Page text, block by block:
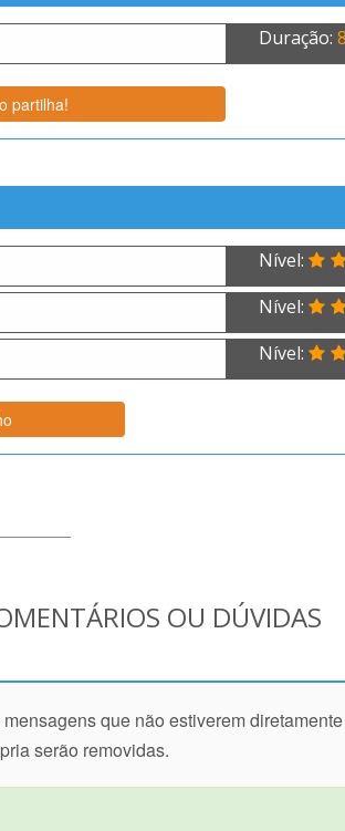
Duração:
partilha!
Nível:
Nível:
Nível:
OU DÚVIDAS
que não estiverem
serão removidas.